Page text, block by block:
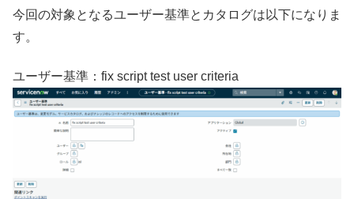
今回の対象となるユーザー基準とカタログは以下になりま
す。
ユーザー基準：fix script test user criteria